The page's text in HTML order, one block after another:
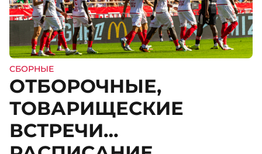
СБОРНЫЕ
ОТБОРОЧНЫЕ,
ТОВАРИЩЕСКИЕ
ВСТРЕЧИ…